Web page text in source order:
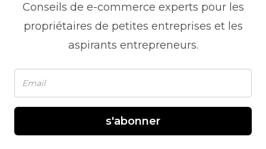
Conseils de e-commerce experts pour les
propriétaires de petites entreprises et les
aspirants entrepreneurs.
s'abonner